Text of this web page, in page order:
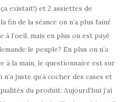
existait!) et 2 assiettes de
fin de la séance on n’a plus faim!
à l’oeil, mais en plus on est payé
le peuple? En plus on n’a
à la main, le questionnaire est sur
juste qu’à cocher des cases et
du produit. Aujourd’hui j’ai